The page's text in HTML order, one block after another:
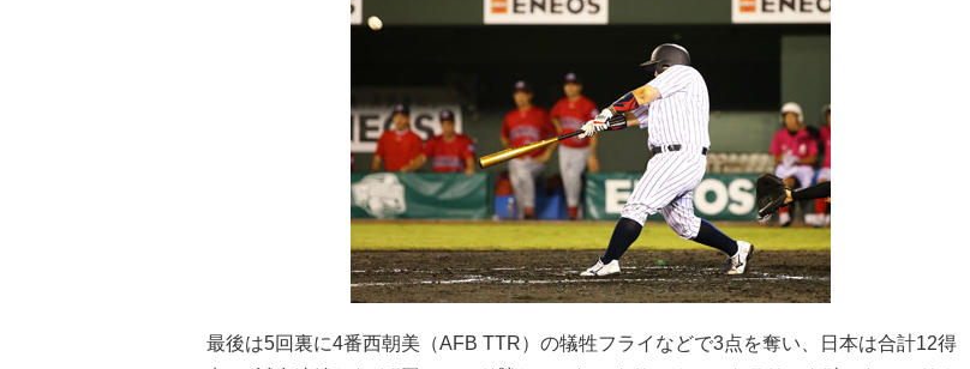
最後は5回裏に4番西朝美（AFB TTR）の犠牲フライなどで3点を奪い、日本は合計12得